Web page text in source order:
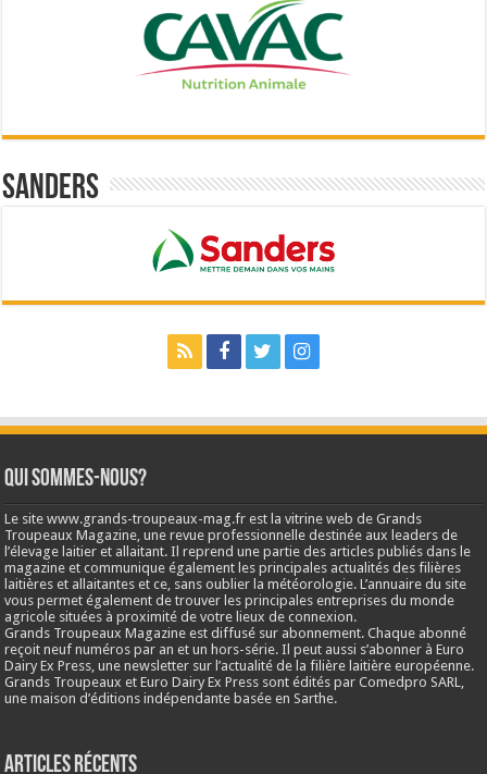
Sanders
Qui sommes-nous?
Le site www.grands-troupeaux-mag.fr est la vitrine web de Grands
Troupeaux Magazine, une revue professionnelle destinée aux leaders de
l’élevage laitier et allaitant. Il reprend une partie des articles publiés dans le
magazine et communique également les principales actualités des filières
laitières et allaitantes et ce, sans oublier la météorologie. L’annuaire du site
vous permet également de trouver les principales entreprises du monde
agricole situées à proximité de votre lieux de connexion.
Grands Troupeaux Magazine est diffusé sur abonnement. Chaque abonné
reçoit neuf numéros par an et un hors-série. Il peut aussi s’abonner à Euro
Dairy Ex Press, une newsletter sur l’actualité de la filière laitière européenne.
Grands Troupeaux et Euro Dairy Ex Press sont édités par Comedpro SARL,
une maison d’éditions indépendante basée en Sarthe.
Articles récents